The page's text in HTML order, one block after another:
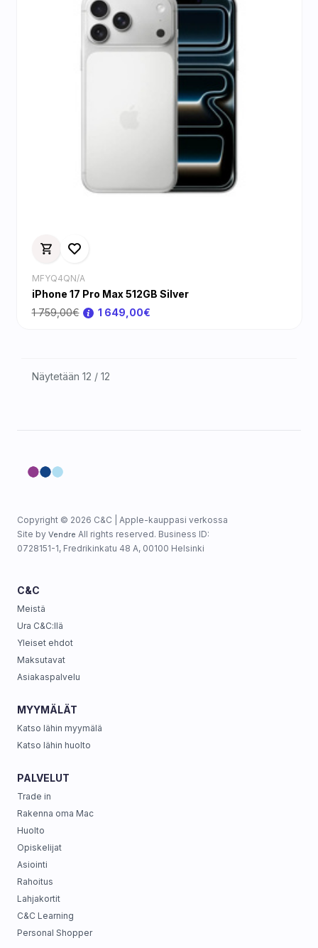
MFYQ4QN/A
iPhone 17 Pro Max 512GB Silver
1 759,00€
1 649,00€
Näytetään 12 / 12
Copyright © 2026 C&C | Apple-kauppasi verkossa
Site by Vendre All rights reserved. Business ID:
0728151-1, Fredrikinkatu 48 A, 00100 Helsinki
C&C
Meistä
Ura C&C:llä
Yleiset ehdot
Maksutavat
Asiakaspalvelu
MYYMÄLÄT
Katso lähin myymälä
Katso lähin huolto
PALVELUT
Trade in
Rakenna oma Mac
Huolto
Opiskelijat
Asiointi
Rahoitus
Lahjakortit
C&C Learning
Personal Shopper